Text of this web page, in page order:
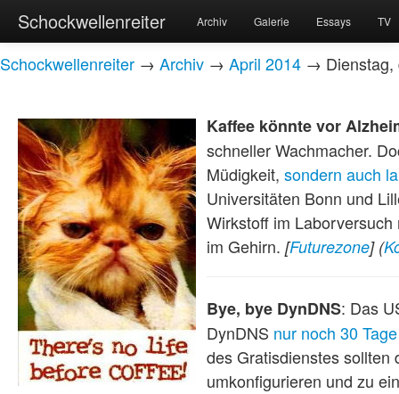
Schockwellenreiter Archiv Galerie Essays TV
Schockwellenreiter → Archiv → April 2014 → Dienstag,
Kaffee könnte vor
schneller Wachmacher.
Müdigkeit, sondern auch
Universitäten Bonn und
Wirkstoff im
im Gehirn. [Futurezone] (
Bye, bye DynDNS: Das
DynDNS nur noch 30
des Gratisdienstes sollten
umkonfigurieren und zu